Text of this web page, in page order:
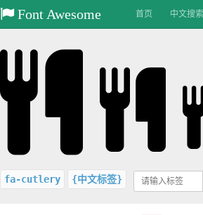
Font Awesome 首页 中文搜
fa-cutlery {中文标签}